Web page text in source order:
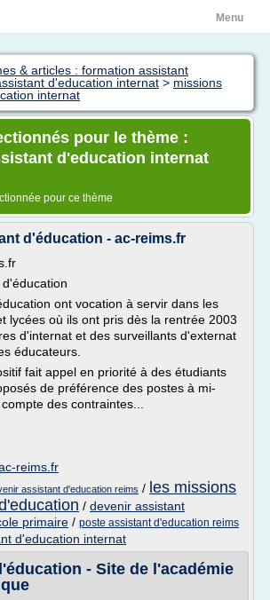
Menu
& articles : formation assistant
d'education internat > missions
internat
pour le thème :
d'education internat
pour ce thème
d'éducation - ac-reims.fr
ont vocation à servir dans les
lycées où ils ont pris dès la rentrée 2003
d'internat et des surveillants d'externat
éducateurs.
fait appel en priorité à des étudiants
de préférence des postes à mi-
des contraintes...
reims.fr
assistant d'education reims / les missions
/ devenir assistant
primaire / poste assistant d'education reims
d'education internat
- Site de l'académie